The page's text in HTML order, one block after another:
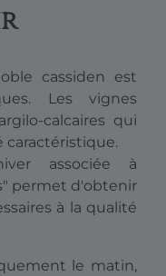
cassiden est
Les vignes
calcaires qui
caractéristique.
associée à
permet d'obtenir
à la qualité
le matin,